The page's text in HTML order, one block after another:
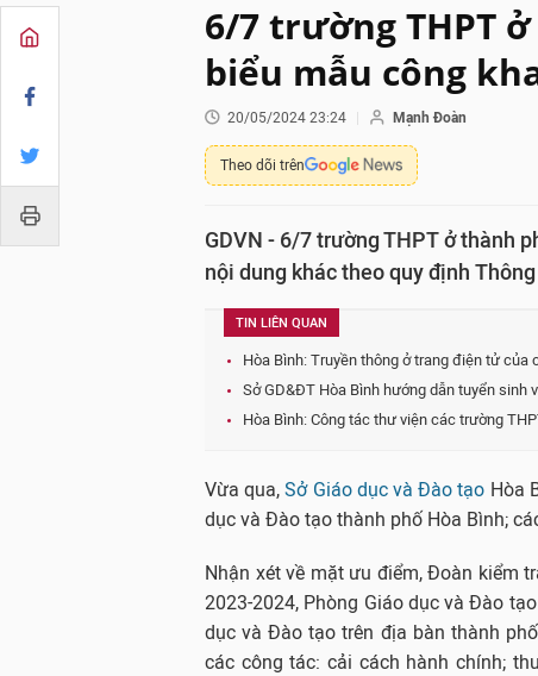
6/7 trường THPT
biểu mẫu công
20/05/2024 23:24 Mạnh Đoàn
Theo dõi trên
GDVN - 6/7 trường THPT ở thành
nội dung khác theo quy định
TIN LIÊN QUAN
Hòa Bình: Truyền thông ở trang điện tử
Sở GD&ĐT Hòa Bình hướng dẫn tuyển sinh
Hòa Bình: Công tác thư viện các trường
Vừa qua,Sở Giáo dục và Đào tạo Hòa
dục và Đào tạo thành phố Hòa Bình;
Nhận xét về mặt ưu điểm, Đoàn kiểm
2023-2024, Phòng Giáo dục và Đào
dục và Đào tạo trên địa bàn thành
các công tác: cải cách hành chính;